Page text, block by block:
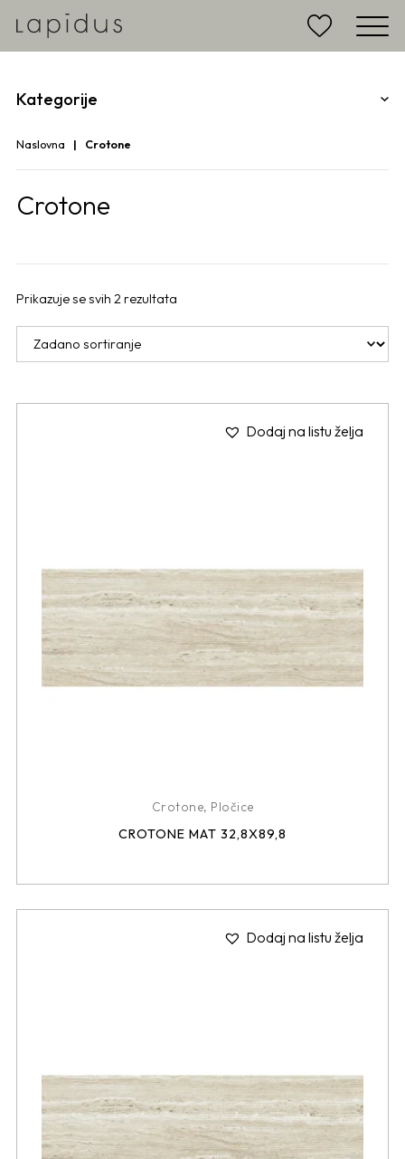
Kategorije
Naslovna Crotone
Crotone
Prikazuje se svih 2 rezultata
Dodaj na listu želja
Crotone, Pločice
CROTONE MAT 32,8X89,8
Dodaj na listu želja